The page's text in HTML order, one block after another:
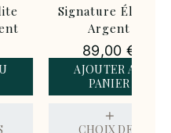
Signature Élite –
€
AJOUTER AU
CHOIX DES